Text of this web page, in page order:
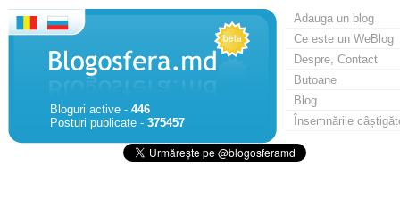
Bloguri active - 446
Posturi publicate - 375457
Adauga un blog
Ce este un WeBlog
Despre, Contact
Butoane
Blog
Însemnările